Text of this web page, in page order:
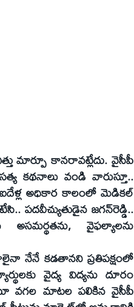
మార్పూ కానరావట్లేదు. వైసీపీ
కథనాలు వండి వారుస్తూ..
ఐదేళ్ల అధికార కాలంలో మెడికల్‌
పదవీచ్యుతుడైన జగన్‌రెడ్డి..
అసమర్థతను, వైఫల్యాలను
నేనే కడతానని ప్రతిపక్షంలో
వైద్య విద్యను దూరం
వగల మాటల పలికిన వైసీపీ